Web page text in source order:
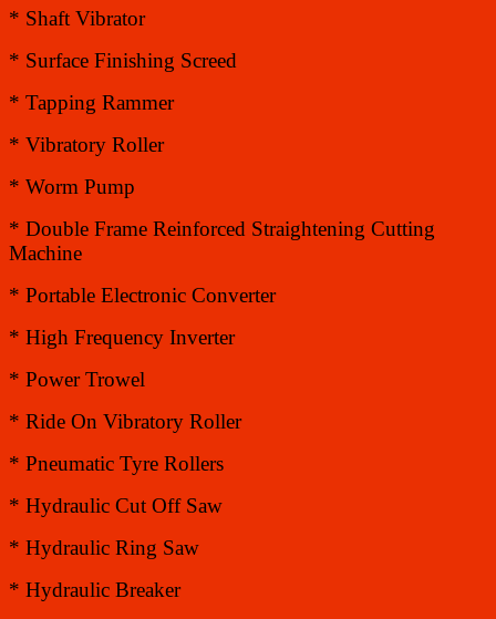
* Shaft Vibrator
* Surface Finishing Screed
* Tapping Rammer
* Vibratory Roller
* Worm Pump
* Double Frame Reinforced Straightening Cutting
Machine
* Portable Electronic Converter
* High Frequency Inverter
* Power Trowel
* Ride On Vibratory Roller
* Pneumatic Tyre Rollers
* Hydraulic Cut Off Saw
* Hydraulic Ring Saw
* Hydraulic Breaker